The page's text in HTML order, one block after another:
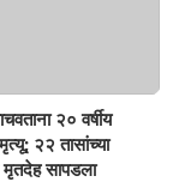
२० वर्षीय
२२ तासांच्या
मृतदेह सापडला